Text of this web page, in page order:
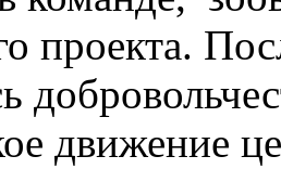
проекта.
движение